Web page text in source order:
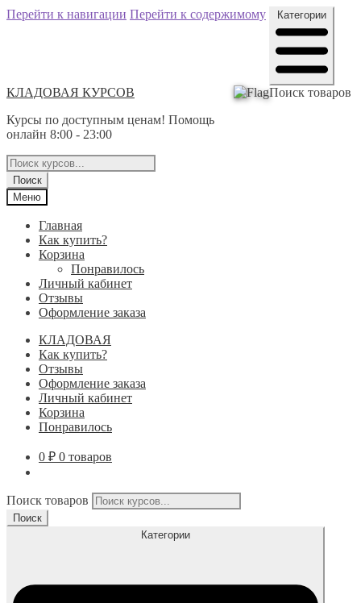
Перейти к навигации Перейти к содержимому
КЛАДОВАЯ КУРСОВ
Курсы по доступным ценам! Помощь
онлайн 8:00 - 23:00
Категории
Поиск товаров
Поиск
Меню
Главная
Как купить?
Корзина
Понравилось
Личный кабинет
Отзывы
Оформление заказа
КЛАДОВАЯ
Как купить?
Отзывы
Оформление заказа
Личный кабинет
Корзина
Понравилось
0 ₽ 0 товаров
Поиск товаров
Поиск
Категории